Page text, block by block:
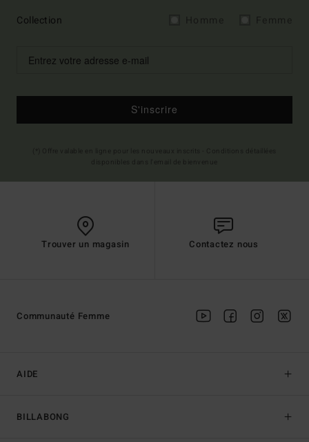
Collection
S'inscrire
Trouver un magasin Contactez nous
AIDE
BILLABONG
Communauté Femme